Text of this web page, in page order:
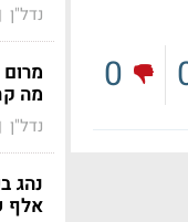
0
נדל"ן |
מה
נדל"ן |
אלף